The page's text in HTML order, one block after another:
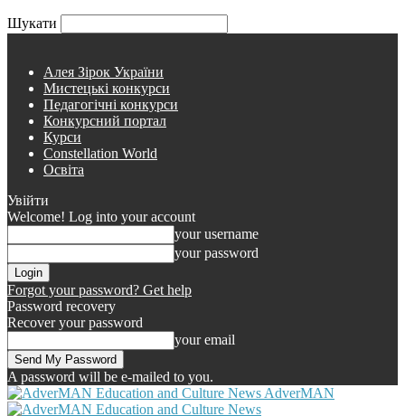
Шукати
Алея Зірок України
Мистецькі конкурси
Педагогічні конкурси
Конкурсний портал
Курси
Constellation World
Освіта
Увійти
Welcome! Log into your account
your username
your password
Forgot your password? Get help
Password recovery
Recover your password
your email
A password will be e-mailed to you.
AdverMAN